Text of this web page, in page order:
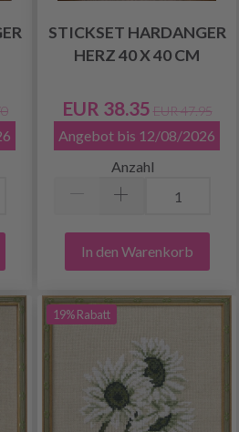
STICKSET HARDANGER
HERZ 40 X 40 CM
EUR 38.35 EUR 47.95
Angebot bis 12/08/2026
Anzahl
In den Warenkorb
19% Rabatt